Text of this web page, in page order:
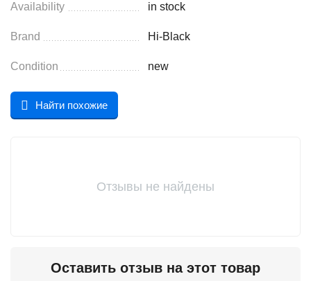
Availability in stock
Brand Hi-Black
Condition new
Найти похожие
Отзывы не найдены
Оставить отзыв на этот товар